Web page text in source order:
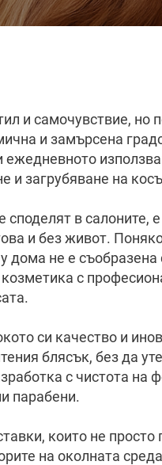
и самочувствие, но
и замърсена
ежедневното
и загрубяване на
споделят в салоните,
и без живот.
дома не е съобразена
с
си качество и
блясък, без да
с чистота на
парабени.
които не
на околната